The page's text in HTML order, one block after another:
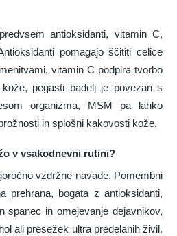
antioksidanti, vitamin C,
pomagajo ščititi celice
vitamin C podpira tvorbo
kože, pegasti badelj je povezan s
organizma, MSM pa lahko
in splošni kakovosti kože.
v vsakodnevni rutini?
vzdržne navade. Pomembni
prehrana, bogata z antioksidanti,
spanec in omejevanje dejavnikov,
ali presežek ultra predelanih živil.